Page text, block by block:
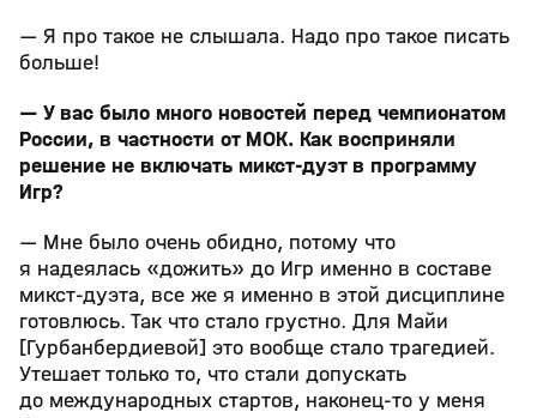
— Я про такое не слышала. Надо про такое писать
больше!
— У вас было много новостей перед чемпионатом
России, в частности от МОК. Как восприняли
решение не включать микст-дуэт в программу
Игр?
— Мне было очень обидно, потому что
я надеялась «дожить» до Игр именно в составе
микст-дуэта, все же я именно в этой дисциплине
готовлюсь. Так что стало грустно. Для Майи
[Гурбанбердиевой] это вообще стало трагедией.
Утешает только то, что стали допускать
до международных стартов, наконец-то у меня